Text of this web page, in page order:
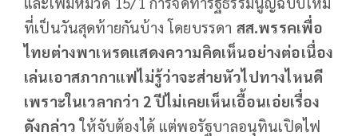
ที่เป็นวันสุดท้ายกันบ้าง โดยบรรดา สส.พรรคเพื่อ
ไทยต่างพาเหรดแสดงความคิดเห็นอย่างต่อเนื่อง
เล่นเอาสภากาแฟไม่รู้ว่าจะส่ายหัวไปทางไหนดี
เพราะในเวลากว่า 2 ปีไม่เคยเห็นเอื้อนเอ่ยเรื่อง
ดังกล่าว ให้จับต้องได้ แต่พอรัฐบาลอนุทินเปิดไฟ